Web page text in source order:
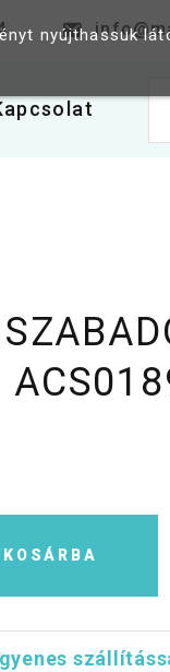
KOSÁRBA
nyújthassuk